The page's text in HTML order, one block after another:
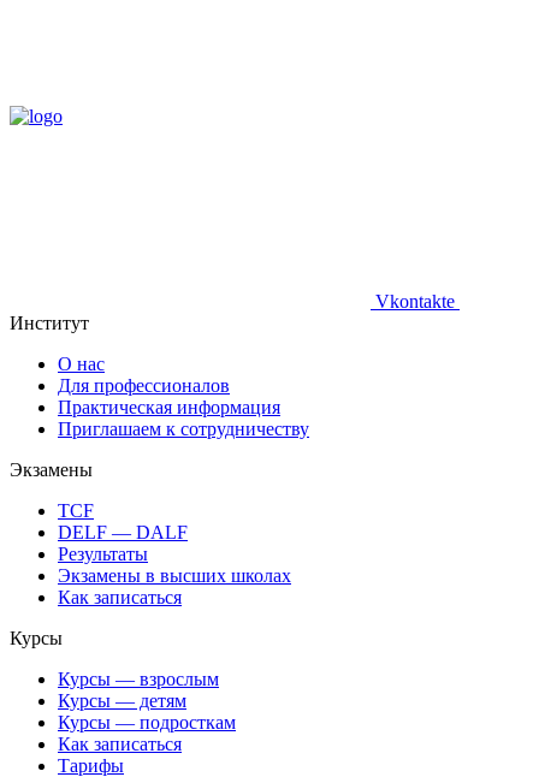
Vkontakte
Институт
О нас
Для профессионалов
Практическая информация
Приглашаем к сотрудничеству
Экзамены
TCF
DELF — DALF
Результаты
Экзамены в высших школах
Как записаться
Курсы
Курсы — взрослым
Курсы — детям
Курсы — подросткам
Как записаться
Тарифы